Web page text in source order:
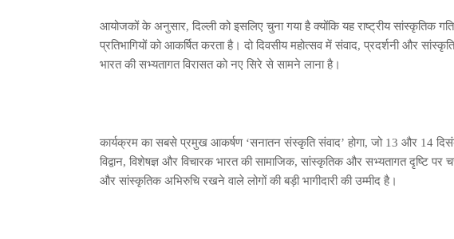
आयोजकों के अनुसार, दिल्ली को इसलिए चुना गया है क्योंकि यह राष्ट्रीय सांस्कृतिक
प्रतिभागियों को आकर्षित करता है। दो दिवसीय महोत्सव में संवाद, प्रदर्शनी और
भारत की सभ्यतागत विरासत को नए सिरे से सामने लाना है।
कार्यक्रम का सबसे प्रमुख आकर्षण ‘सनातन संस्कृति संवाद’ होगा, जो 13 और 14
विद्वान, विशेषज्ञ और विचारक भारत की सामाजिक, सांस्कृतिक और सभ्यतागत दृष्टि
और सांस्कृतिक अभिरुचि रखने वाले लोगों की बड़ी भागीदारी की उम्मीद है।